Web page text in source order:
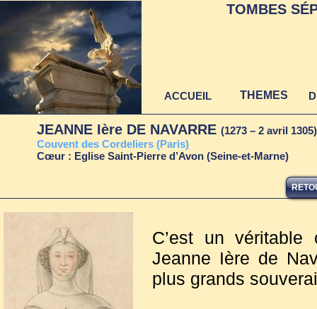
C’est un
Jeanne Ière de
plus grands
JEANNE Ière DE NAVARRE (1273 – 2 avril
Couvent des Cordeliers (Paris)
Cœur : Eglise Saint-Pierre d’Avon (Seine-et-Marne)
TOMBES
ACCUEIL THEMES